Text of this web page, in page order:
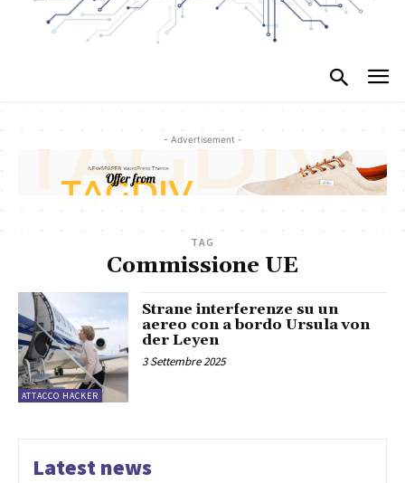
- Advertisement -
TAG
Commissione UE
ATTACCO HACKER
Strane interferenze su un
aereo con a bordo Ursula von
der Leyen
3 Settembre 2025
Latest news